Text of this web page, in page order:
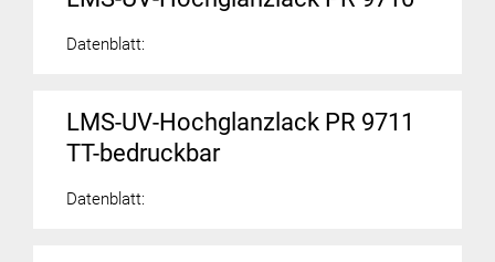
Datenblatt:
LMS-UV-Hochglanzlack PR 9711
TT-bedruckbar
Datenblatt: